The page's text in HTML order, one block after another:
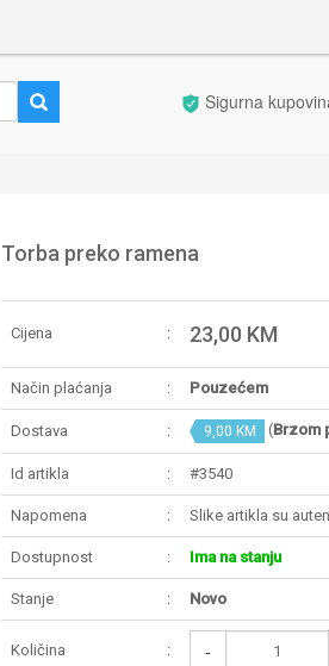
Sigurna
Torba preko ramena
Cijena 23,00 KM
Način plaćanja Pouzećem
Dostava 9,00 KM ( Brzom
Id artikla #3540
Napomena Slike artikla su
Dostupnost Ima na stanju
Stanje Novo
Količina -